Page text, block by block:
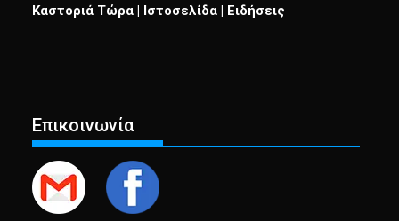
Καστοριά Τώρα | Ιστοσελίδα | Ειδήσεις
Επικοινωνία